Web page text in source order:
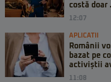
costă doar
12:07
APLICATII
Românii
bazat pe
activiștii
11:08